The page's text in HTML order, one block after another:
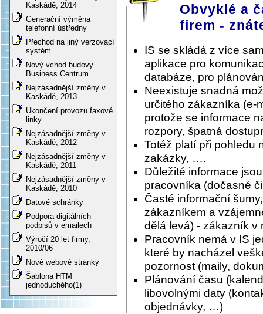
Kaskádě, 2014
Generační výměna
telefonní ústředny
Přechod na jiný verzovací
systém
Nový vchod budovy
Business Centrum
Nejzásadnější změny v
Kaskádě, 2013
Ukončení provozu faxové
linky
Nejzásadnější změny v
Kaskádě, 2012
Nejzásadnější změny v
Kaskádě, 2011
Nejzásadnější změny v
Kaskádě, 2010
Datové schránky
Podpora digitálních
podpisů v emailech
Výročí 20 let firmy,
2010/06
Nové webové stránky
Šablona HTM
jednoduchého(1)
Obvyklé a
firem -
IS se skládá z více
aplikace pro
databáze, pro
Neexistuje snadná
určitého zákazníka (e-
protože se informace
rozpory, špatná
Totéž platí při pohledu
zakázky, ….
Důležité informace
pracovníka (dočasné
Časté informační
zákazníkem a
dělá levá) - zákazník v
Pracovník nemá v IS
které by nacházel
pozornost (maily,
Plánování času
libovolnými daty
objednávky, …)